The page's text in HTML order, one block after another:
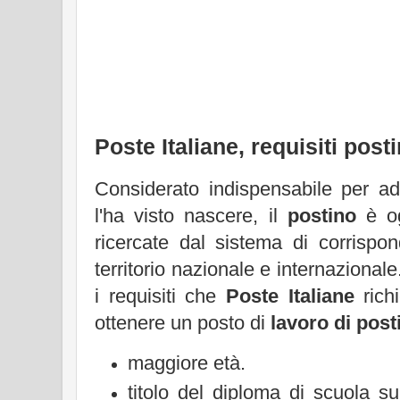
Poste Italiane, requisiti
Considerato indispensabile per
l'ha visto nascere, il postinoè
ricercate dal sistema di
territorio nazionale e
i requisiti che Poste Italiane
ottenere un posto di lavoro di
maggiore età.
titolo del diploma di scuola